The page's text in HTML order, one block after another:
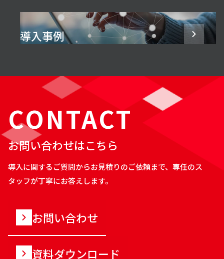
導入事例
CONTACT
お問い合わせはこちら
導入に関するご質問からお見積りのご依頼まで、専任のス
タッフが丁寧にお答えします。
お問い合わせ
資料ダウンロード